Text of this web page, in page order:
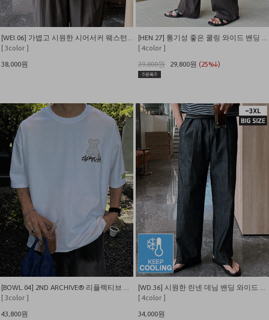
[WEI.06] 가볍고 시원한 시어서커 웨스턴 반팔 셔츠
[ 3color ]
38,000원
[HEN.27] 통기성 좋은 쿨링 와이드 밴딩 슬랙스
[ 4color ]
39,800원
29,800원 (25%↓)
[ 3color ]
43,800원
[ 4color ]
34,000원